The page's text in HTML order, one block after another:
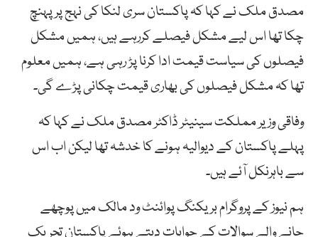
مصدق ملک نے کہا کہ پاکستان سری لنکا کی نہج پر پہنچ
چکا تھا اس لیے مشکل فیصلے کررہے ہیں، ہمیں مشکل
فیصلوں کی سیاست قیمت ادا کرنا پڑ رہی ہے، ہمیں معلوم
تھا کہ مشکل فیصلوں کی بھاری قیمت چکانی پڑے گی۔
وفاقی وزیر مملکت سینیٹر ڈاکٹر مصدق ملک نے کہا کہ
پہلے پاکستان کے دیوالیہ ہونے کا خدشہ تھا لیکن اب اس
سے باہرنکل آئے ہیں۔
ہم نیوز کے پروگرام بریکنگ پوائنٹ ود مالک میں پوچھے
جانے والے سوالات کے جوابات دیتے ہوئے پاکستان تحریک